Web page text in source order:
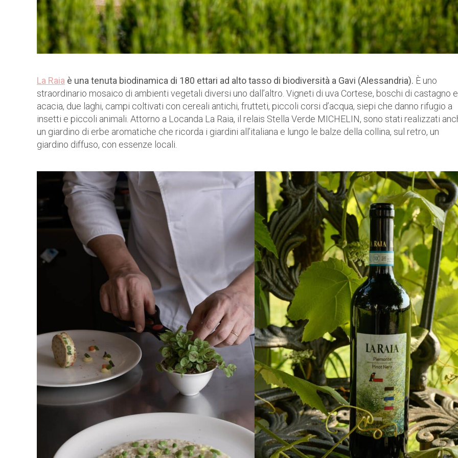
La Raia è una tenuta biodinamica di 180 ettari ad alto tasso di biodiversità a Gavi (Alessandria). È uno
straordinario mosaico di ambienti vegetali diversi uno dall’altro. Vigneti di uva Cortese, boschi di castagno e
acacia, due laghi, campi coltivati con cereali antichi, frutteti, piccoli corsi d’acqua, siepi che danno rifugio a
insetti e piccoli animali. Attorno a Locanda La Raia, il relais Stella Verde MICHELIN, sono stati realizzati
un giardino di erbe aromatiche che ricorda i giardini all’italiana e lungo le balze della collina, sul retro, un
giardino diffuso, con essenze locali.